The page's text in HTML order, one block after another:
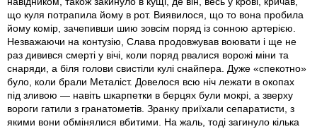
що куля потрапила йому в рот. Виявилося, що то вона пробила
йому комір, зачепивши шию зовсім поряд із сонною артерією.
Незважаючи на контузію, Слава продовжував воювати і ще не
раз дивився смерті у вічі, коли поряд рвалися ворожі міни та
снаряди, а біля голови свистіли кулі снайпера. Дуже «спекотно»
було, коли брали Металіст. Довелося всю ніч лежати в окопах
під зливою — навіть шкарпетки в берцях були мокрі, а зверху
вороги гатили з гранатометів. Зранку приїхали сепаратисти, з
якими вони обмінялися вбитими. На жаль, тоді загинуло кілька